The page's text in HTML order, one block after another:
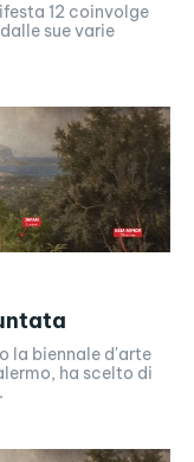
12 coinvolge
sue varie
la biennale d'arte
ha scelto di